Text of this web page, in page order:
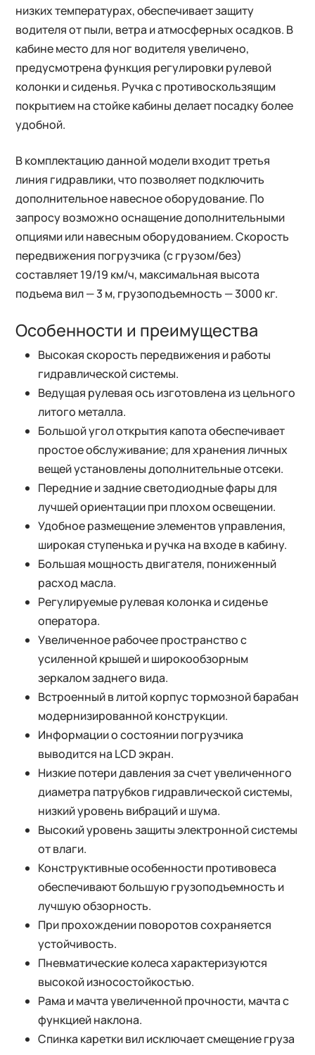
низких температурах, обеспечивает защиту
водителя от пыли, ветра и атмосферных осадков. В
кабине место для ног водителя увеличено,
предусмотрена функция регулировки рулевой
колонки и сиденья. Ручка с противоскользящим
покрытием на стойке кабины делает посадку более
удобной.
В комплектацию данной модели входит третья
линия гидравлики, что позволяет подключить
дополнительное навесное оборудование. По
запросу возможно оснащение дополнительными
опциями или навесным оборудованием. Скорость
передвижения погрузчика (с грузом/без)
составляет 19/19 км/ч, максимальная высота
подъема вил — 3 м, грузоподъемность — 3000 кг.
Особенности и преимущества
Высокая скорость передвижения и работы
гидравлической системы.
Ведущая рулевая ось изготовлена из цельного
литого металла.
Большой угол открытия капота обеспечивает
простое обслуживание; для хранения личных
вещей установлены дополнительные отсеки.
Передние и задние светодиодные фары для
лучшей ориентации при плохом освещении.
Удобное размещение элементов управления,
широкая ступенька и ручка на входе в кабину.
Большая мощность двигателя, пониженный
расход масла.
Регулируемые рулевая колонка и сиденье
оператора.
Увеличенное рабочее пространство с
усиленной крышей и широкообзорным
зеркалом заднего вида.
Встроенный в литой корпус тормозной барабан
модернизированной конструкции.
Информации о состоянии погрузчика
выводится на LCD экран.
Низкие потери давления за счет увеличенного
диаметра патрубков гидравлической системы,
низкий уровень вибраций и шума.
Высокий уровень защиты электронной системы
от влаги.
Конструктивные особенности противовеса
обеспечивают большую грузоподъемность и
лучшую обзорность.
При прохождении поворотов сохраняется
устойчивость.
Пневматические колеса характеризуются
высокой износостойкостью.
Рама и мачта увеличенной прочности, мачта с
функцией наклона.
Спинка каретки вил исключает смещение груза